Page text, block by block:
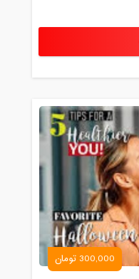
300,000 تومان